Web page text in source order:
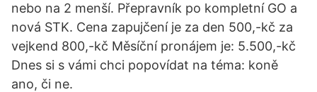
nebo na 2 menší. Přepravník po kompletní GO a
nová STK. Cena zapujčení je za den 500,-kč za
vejkend 800,-kč Měsíční pronájem je: 5.500,-kč
Dnes si s vámi chci popovídat na téma: koně
ano, či ne.